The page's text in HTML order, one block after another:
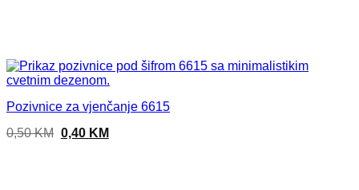
Pozivnice za vjenčanje 6615
0,50KM Original
0,40 KMCurrent